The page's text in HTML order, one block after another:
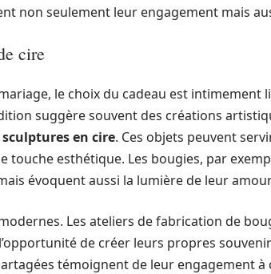
non seulement leur engagement mais
cire
le choix du cadeau est intimement
suggère souvent des créations
sculptures en cire. Ces objets peuvent
touche esthétique. Les bougies, par
évoquent aussi la lumière de leur
Les ateliers de fabrication de
de créer leurs propres
témoignent de leur engagement